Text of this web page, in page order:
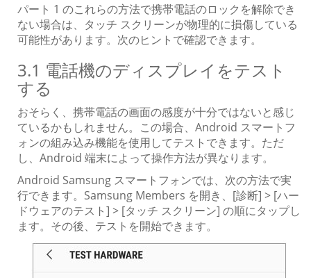
パート 1 のこれらの方法で携帯電話のロックを解除でき
ない場合は、タッチ スクリーンが物理的に損傷している
可能性があります。次のヒントで確認できます。
3.1 電話機のディスプレイをテスト
する
おそらく、携帯電話の画面の感度が十分ではないと感じ
ているかもしれません。この場合、Android スマートフ
ォンの組み込み機能を使用してテストできます。ただ
し、Android 端末によって操作方法が異なります。
Android Samsung スマートフォンでは、次の方法で実
行できます。Samsung Members を開き、[診断] > [ハー
ドウェアのテスト] > [タッチ スクリーン] の順にタップし
ます。その後、テストを開始できます。